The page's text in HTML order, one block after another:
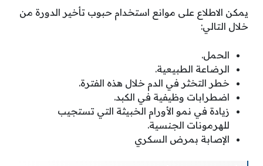
يمكن الاطلاع على موانع استخدام حبوب تأخير الدورة من
خلال التالي:
الحمل.
الرضاعة الطبيعية.
خطر التخثر في الدم خلال هذه الفترة.
اضطرابات وظيفية في الكبد.
زيادة في نمو الأورام الخبيثة التي تستجيب
للهرمونات الجنسية.
الإصابة بمرض السكري